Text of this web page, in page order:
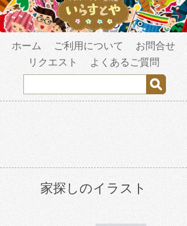
ホーム ご利用について
お問合せ
リクエスト
よくあるご質問
家探しのイラスト